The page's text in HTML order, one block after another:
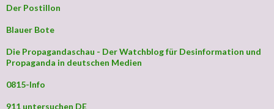
Der Postillon
Blauer Bote
Die Propagandaschau - Der Watchblog für Desinformation und
Propaganda in deutschen Medien
0815-Info
911 untersuchen DE